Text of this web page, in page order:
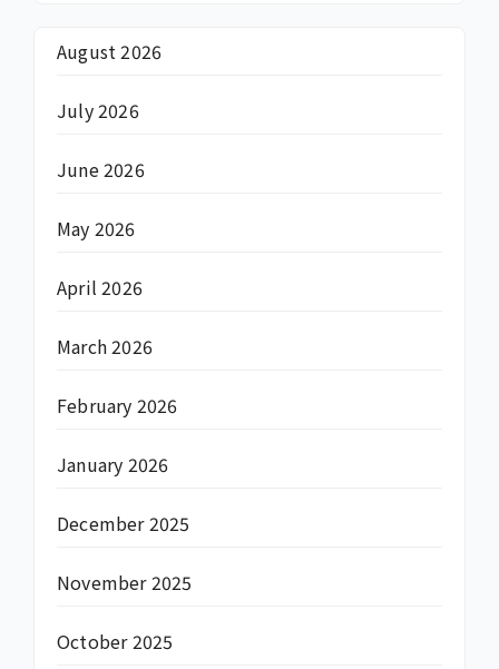
August 2026
July 2026
June 2026
May 2026
April 2026
March 2026
February 2026
January 2026
December 2025
November 2025
October 2025